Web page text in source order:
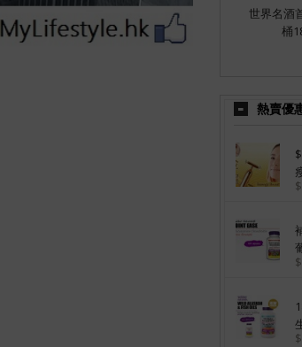
世界名酒
桶
熱賣優